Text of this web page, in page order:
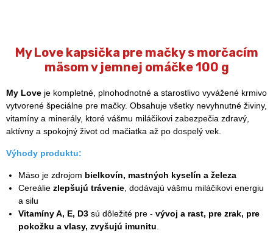
My Love kapsička pre mačky s morčacím
mäsom v jemnej omáčke 100 g
My Love je kompletné, plnohodnotné a starostlivo vyvážené krmivo
vytvorené špeciálne pre mačky. Obsahuje všetky nevyhnutné živiny,
vitamíny a minerály, ktoré vášmu miláčikovi zabezpečia zdravý,
aktívny a spokojný život od mačiatka až po dospelý vek.
Výhody produktu:
Mäso je zdrojom bielkovín, mastných kyselín a železa
Cereálie zlepšujú trávenie , dodávajú vášmu miláčikovi energiu
a silu
Vitamíny A, E, D3 sú dôležité pre - vývoj a rast, pre zrak, pre
pokožku a vlasy, zvyšujú imunitu